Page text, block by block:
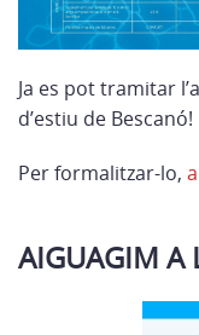
Ja es pot tramitar
d’estiu de Bescanó!
Per formalitzar-lo,
AIGUAGIM A